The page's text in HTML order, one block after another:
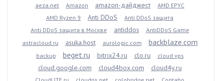
aeza.net
Amazon amazon-дайджест
AMD EPYC
AMD Ryzen 9
Anti DDoS
Anti DDoS защита
Anti DDoS защита в Москве
antiddos
AntiDDoS Game
astracloud.ru
asuka.host aurologic.com backblaze.com
backup beget.ru bitrix24.ru clo.ru cloud vps
cloud.google.com cloud4box.com cloud4y.ru